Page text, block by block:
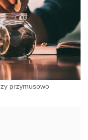
przymusowo